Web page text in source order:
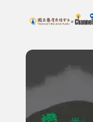
上方功能區塊
搜尋關鍵字：可